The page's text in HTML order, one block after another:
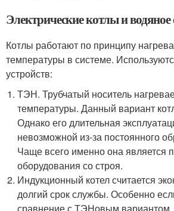
Электрические котлы и водяное
Котлы работают по принципу
температуры в системе.
устройств:
ТЭН. Трубчатый носитель
температуры. Данный вариант
Однако его длительная
невозможной из-за постоянного
Чаще всего именно она является
оборудования со строя.
Индукционный котел считается
долгий срок службы. Особенно
сравнение с ТЭНовым вариантом.